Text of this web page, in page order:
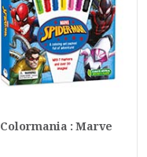
Colormania : Marve